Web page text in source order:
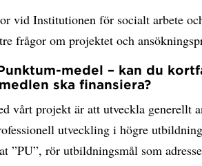
vid Institutionen för socialt arbete
frågor om projektet och
medel – kan du
ska finansiera?
vårt projekt är att utveckla generellt
utveckling i högre
”PU”, rör utbildningsmål som